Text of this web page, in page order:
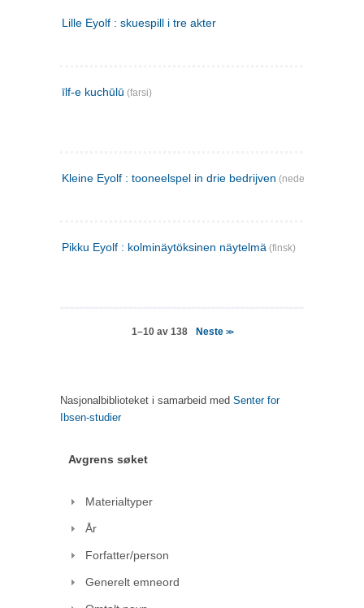
Lille Eyolf : skuespill i tre akter
īlf-e kuchūlū (farsi)
Kleine Eyolf : tooneelspel in drie bedrijven (nederlandsk)
Pikku Eyolf : kolminäytöksinen näytelmä (finsk)
1–10 av 138 Neste >>
Nasjonalbiblioteket i samarbeid med Senter for
Ibsen-studier
Avgrens søket
Materialtyper
År
Forfatter/person
Generelt emneord